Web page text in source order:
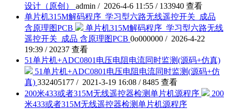
设计（原创） admin / 2026-4-6 11:55 / 133940 查看
单片机315M解码程序_学习型六路无线遥控开关_成品
含原理图PCB
单片机315M解码程序_学习型六路无线
遥控开关_成品 含原理图PCB 0o000000 / 2026-4-22
19:39 / 20237 查看
51单片机+ADC0801电压电阻电流同时监测(源码+仿真)
51单片机+ADC0801电压电阻电流同时监测(源码+仿
真) 332405177 / 2021-3-19 16:08 / 8485 查看
200米433或者315M无线遥控器检测单片机源程序
200
米433或者315M无线遥控器检测单片机源程序